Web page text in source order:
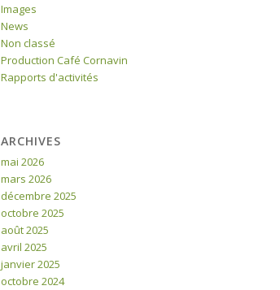
Images
News
Non classé
Production Café Cornavin
Rapports d'activités
ARCHIVES
mai 2026
mars 2026
décembre 2025
octobre 2025
août 2025
avril 2025
janvier 2025
octobre 2024